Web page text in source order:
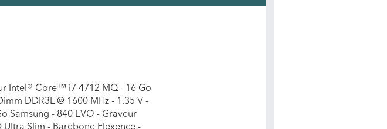
Intel® Core™ i7 4712 MQ - 16 Go
DDR3L @ 1600 MHz - 1.35 V -
Samsung - 840 EVO - Graveur